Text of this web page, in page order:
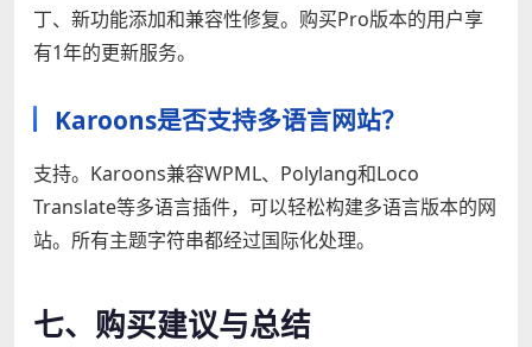
丁、新功能添加和兼容性修复。购买Pro版本的用户享
有1年的更新服务。
Karoons是否支持多语言网站？
支持。Karoons兼容WPML、Polylang和Loco
Translate等多语言插件，可以轻松构建多语言版本的网
站。所有主题字符串都经过国际化处理。
七、购买建议与总结